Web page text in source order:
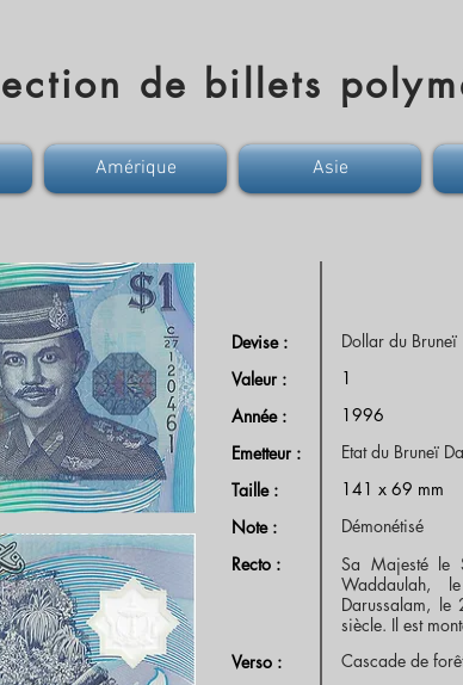
de billets
Amérique Asie
Devise :
Dollar du Bruneï
Valeur :
1
Année :
1996
Emetteur :
Etat du Bruneï
Taille :
141 x 69 mm
Note :
Démonétisé
Recto :
Sa Majesté le
Waddaulah,
Darussalam, le
siècle. Il est
Verso :
Cascade de